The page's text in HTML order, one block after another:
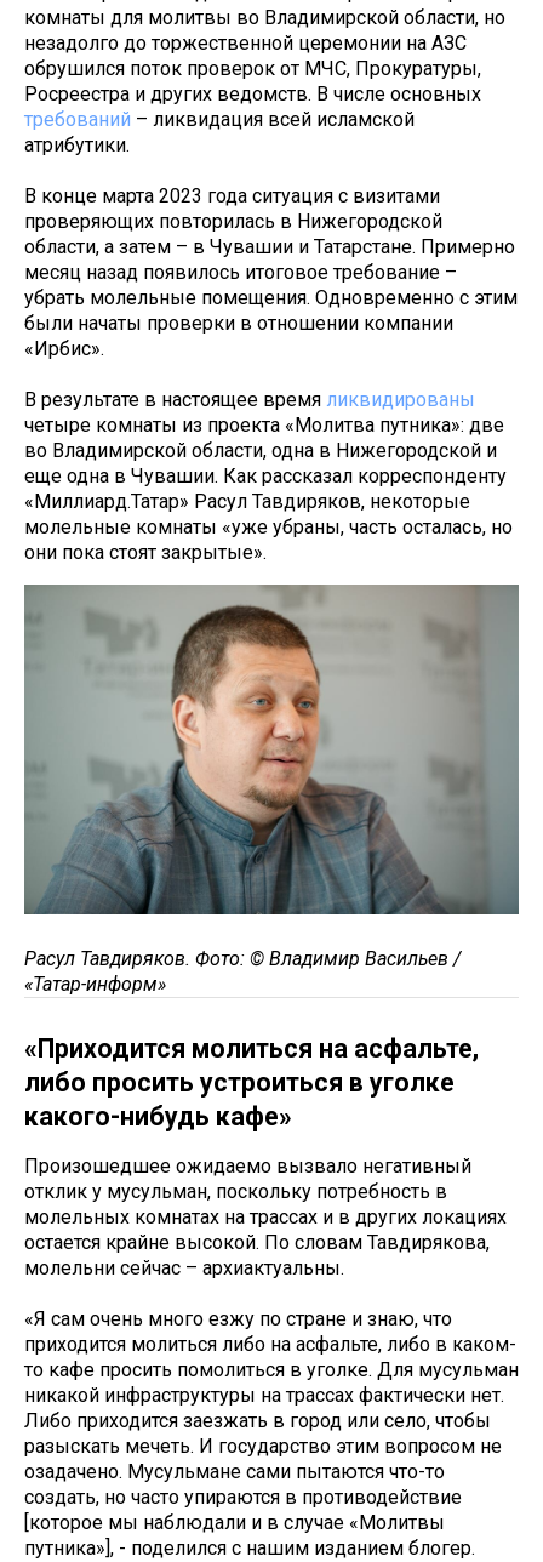
комнаты для молитвы во Владимирской области, но
незадолго до торжественной церемонии на АЗС
обрушился поток проверок от МЧС, Прокуратуры,
Росреестра и других ведомств. В числе основных
требований – ликвидация всей исламской
атрибутики.
В конце марта 2023 года ситуация с визитами
проверяющих повторилась в Нижегородской
области, а затем – в Чувашии и Татарстане. Примерно
месяц назад появилось итоговое требование –
убрать молельные помещения. Одновременно с этим
были начаты проверки в отношении компании
«Ирбис».
В результате в настоящее время ликвидированы
четыре комнаты из проекта «Молитва путника»: две
во Владимирской области, одна в Нижегородской и
еще одна в Чувашии. Как рассказал корреспонденту
«Миллиард.Татар» Расул Тавдиряков, некоторые
молельные комнаты «уже убраны, часть осталась, но
они пока стоят закрытые».
Расул Тавдиряков. Фото: © Владимир Васильев /
«Татар-информ»
«Приходится молиться на асфальте,
либо просить устроиться в уголке
какого-нибудь кафе»
Произошедшее ожидаемо вызвало негативный
отклик у мусульман, поскольку потребность в
молельных комнатах на трассах и в других локациях
остается крайне высокой. По словам Тавдирякова,
молельни сейчас – архиактуальны.
«Я сам очень много езжу по стране и знаю, что
приходится молиться либо на асфальте, либо в каком-
то кафе просить помолиться в уголке. Для мусульман
никакой инфраструктуры на трассах фактически нет.
Либо приходится заезжать в город или село, чтобы
разыскать мечеть. И государство этим вопросом не
озадачено. Мусульмане сами пытаются что-то
создать, но часто упираются в противодействие
[которое мы наблюдали и в случае «Молитвы
путника»], - поделился с нашим изданием блогер.